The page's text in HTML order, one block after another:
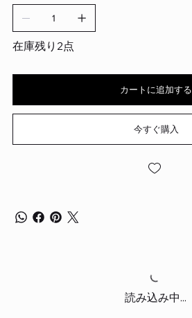
在庫残り2点
カートに追加する
今すぐ購入
読み込み中...